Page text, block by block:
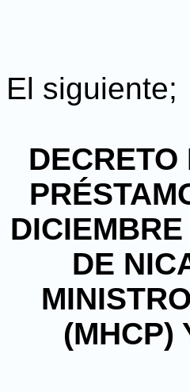
El siguiente;
DE
(MHCP)